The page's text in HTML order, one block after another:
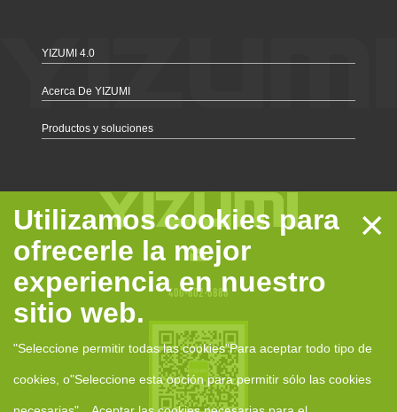
×
Utilizamos cookies para
ofrecerle la mejor
experiencia en nuestro
sitio web.
"Seleccione permitir todas las cookies"Para aceptar todo tipo de
cookies, o"Seleccione esta opción para permitir sólo las cookies
400-802-6888
YIZUMI 4.0
Acerca De YIZUMI
Productos y soluciones